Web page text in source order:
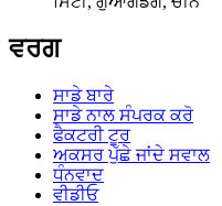
ਵਰਗ
ਸਾਡੇ ਬਾਰੇ
ਸਾਡੇ ਨਾਲ ਸੰਪਰਕ ਕਰੋ
ਫੈਕਟਰੀ ਟੂਰ
ਅਕਸਰ ਪੁੱਛੇ ਜਾਂਦੇ ਸਵਾਲ
ਧੰਨਵਾਦ
ਵੀਡੀਓ